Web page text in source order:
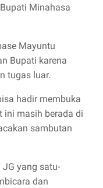
Minahasa
Mayuntu
Bupati karena
tugas luar.
hadir membuka
ini masih berada di
sambutan
yang satu-
dan